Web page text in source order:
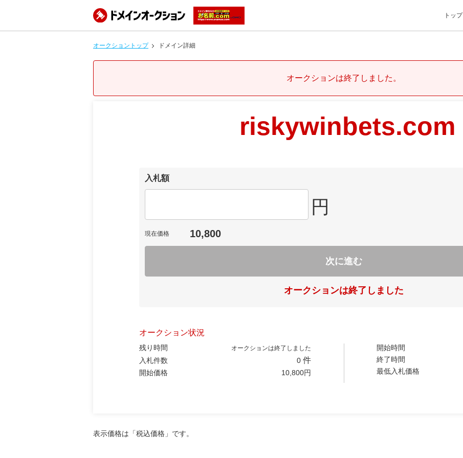
トップ
オークショントップ ドメイン詳細
オークションは終了しました。
riskywinbets.com
入札額
円
現在価格 10,800
次に進む
オークションは終了しました
オークション状況
残り時間 オークションは終了しました
入札件数 0 件
開始価格 10,800円
開始時間
終了時間
最低入札価格
表示価格は「税込価格」です。